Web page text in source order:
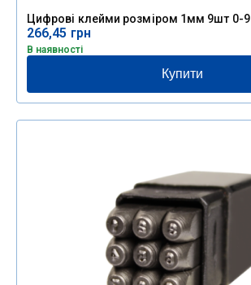
Цифрові клейми розміром 1мм 9шт 0-9
266,45 грн
В наявності
Купити